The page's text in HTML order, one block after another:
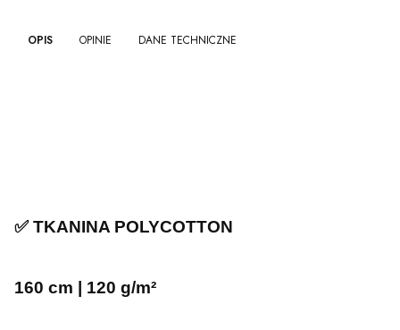
OPIS OPINIE DANE TECHNICZNE
✅ TKANINA POLYCOTTON
160 cm | 120 g/m²